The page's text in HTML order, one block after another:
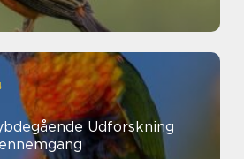
Udforskning